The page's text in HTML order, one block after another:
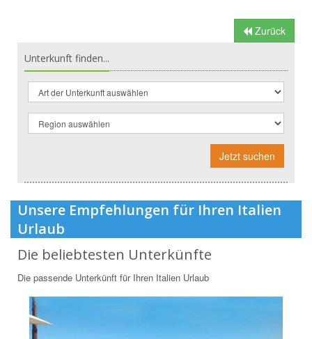
Zurück
Unterkunft finden...
Jetzt suchen
Unsere Empfehlungen für Ihren Italien
Urlaub
Die beliebtesten Unterkünfte
Die passende Unterkünft für Ihren Italien Urlaub